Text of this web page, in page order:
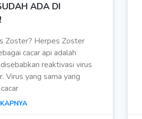
ADA DI
Zoster? Herpes Zoster
cacar api adalah
reaktivasi virus
Virus yang sama yang